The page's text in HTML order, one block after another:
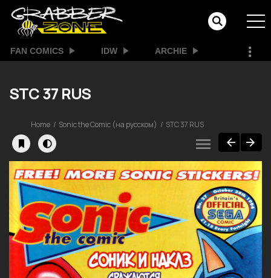
FAN COMICS IDW ARCHIE
STC 37 RUS
Home Sonic the Comic (на русском) STC 37 RUS